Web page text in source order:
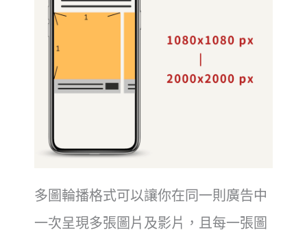
多圖輪播格式可以讓你在同一則廣告中
一次呈現多張圖片及影片，且每一張圖